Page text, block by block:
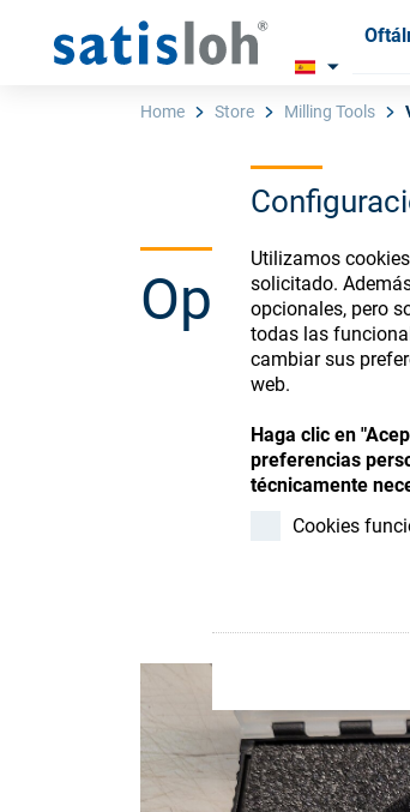
Utilizamos
solicitado.
opcionales, pero
todas las
cambiar sus
web.
Haga clic en
preferencias
técnicamente
Cookies
Home Store Milling Tools
Register or